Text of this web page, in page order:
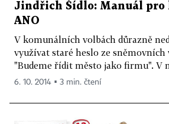
Jindřich Šídlo: Manuál pro
ANO
V komunálních volbách důrazně
využívat staré heslo ze sněmovních
"Budeme řídit město jako firmu". V
6. 10. 2014 ▪ 3 min. čtení